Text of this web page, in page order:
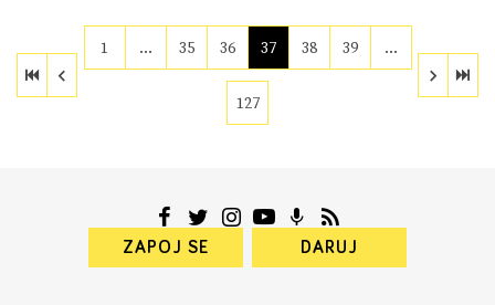
1 … 35 36 37 38 39 …
127
ZAPOJ SE DARUJ